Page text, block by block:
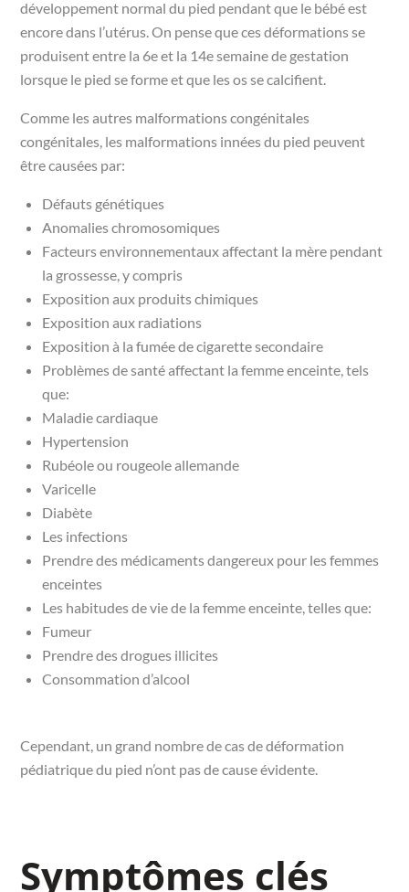
développement normal du pied pendant que le bébé est
encore dans l’utérus. On pense que ces déformations se
produisent entre la 6e et la 14e semaine de gestation
lorsque le pied se forme et que les os se calcifient.
Comme les autres malformations congénitales
congénitales, les malformations innées du pied peuvent
être causées par:
Défauts génétiques
Anomalies chromosomiques
Facteurs environnementaux affectant la mère pendant
la grossesse, y compris
Exposition aux produits chimiques
Exposition aux radiations
Exposition à la fumée de cigarette secondaire
Problèmes de santé affectant la femme enceinte, tels
que:
Maladie cardiaque
Hypertension
Rubéole ou rougeole allemande
Varicelle
Diabète
Les infections
Prendre des médicaments dangereux pour les femmes
enceintes
Les habitudes de vie de la femme enceinte, telles que:
Fumeur
Prendre des drogues illicites
Consommation d’alcool
Cependant, un grand nombre de cas de déformation
pédiatrique du pied n’ont pas de cause évidente.
Symptômes clés